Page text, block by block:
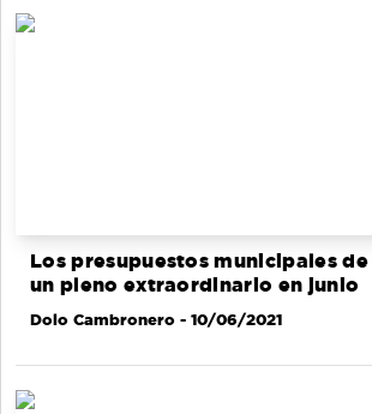
Los presupuestos municipales de
un pleno extraordinario en junio
Dolo Cambronero - 10/06/2021